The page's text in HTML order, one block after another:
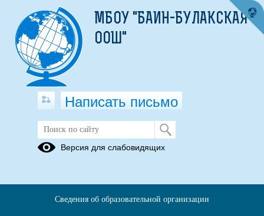
Локальные акты образовательной
организации
МБОУ "БАИН-БУЛАКСКАЯ
ООШ"
Написать письмо
Версия для слабовидящих
Сведения об образовательной организации